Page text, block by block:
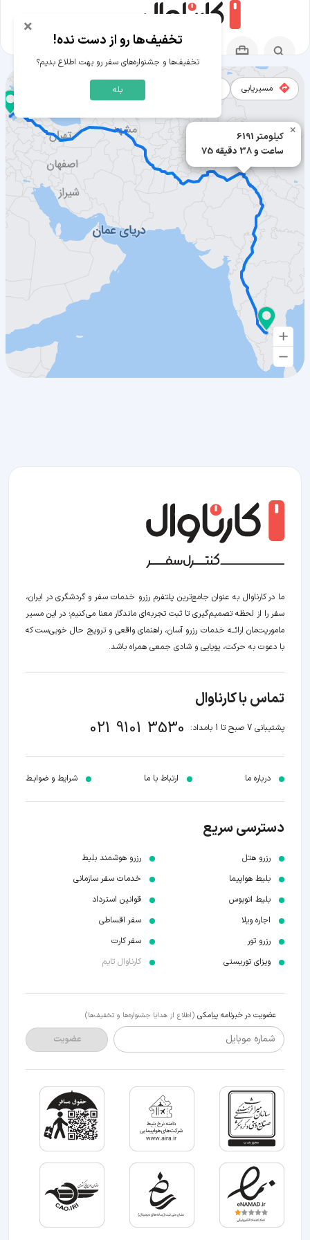
6191 کیلومتر
75 ساعت و 38 دقیقه
×
مسیریابی
مسیر بنگلور به ارومیه
ما در کارناوال به عنوان جامع‌ترین پلتفرم رزرو خدمات سفر و گردشگری در ایران،
سفر را از لحظه‌ تصمیم‌گیری تا ثبت تجربه‌ای ماندگار معنا می‌کنیم؛ در این مسیر‍
ماموریت‌مان اراﺋــﻪ خدمات رزرو آسان، راهنمای واقعی و ترویج حال خوبی‌ست که
با دعوت به حرکت، پویایی و شادی جمعی همراه باشد.
تماس با کارناوال
پشتیبانی 7 صبح تا 1 بامداد: 021 9101 3530
درباره ما ارتباط با ما شرایط و ضوابـط
دسترسی سریع
رزرو هتل
بلیط هواپیما
بلیط اتوبوس
اجاره ویلا
رزرو تور
ویزای توریستی
رزرو هوشمند بلیط
خدمات سفر سازمانی
قوانین استرداد
سفر اقساطی
سفر کارت
کارناوال تایم
عضویت در خبرنامه پیامکی (اطلاع از هدایا جشنواره‌ها و تخفیف‌ها)
شماره موبایل عضویت
× تخفیف‌ها رو از دست نده!
تخفیف‌ها و جشنواره‌های سفر رو بهت اطلاع بدیم؟
بله